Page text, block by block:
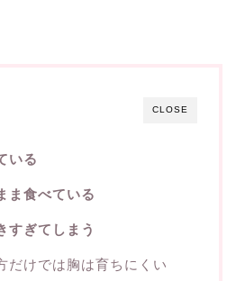
CLOSE
いる
ま食べている
すぎてしまう
だけでは胸は育ちにくい